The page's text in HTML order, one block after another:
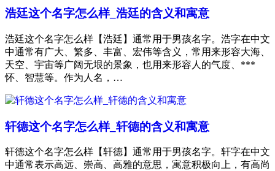
浩廷这个名字怎么样_浩廷的含义和寓意
浩廷这个名字怎么样【浩廷】通常用于男孩名字。浩字在中文
中通常有广大、繁多、丰富、宏伟等含义，常用来形容大海、
天空、宇宙等广阔无垠的景象，也用来形容人的气度、***
怀、智慧等。作为人名，…
轩德这个名字怎么样_轩德的含义和寓意
轩德这个名字怎么样【轩德】通常用于男孩名字。轩字在中文
中通常表示高远、崇高、高雅的意思，寓意积极向上，有高尚